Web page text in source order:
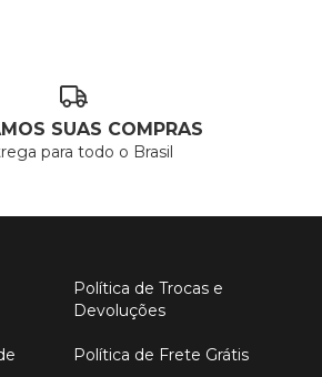
SUAS COMPRAS
para todo o Brasil
Política de Trocas e
Devoluções
Política de Frete Grátis